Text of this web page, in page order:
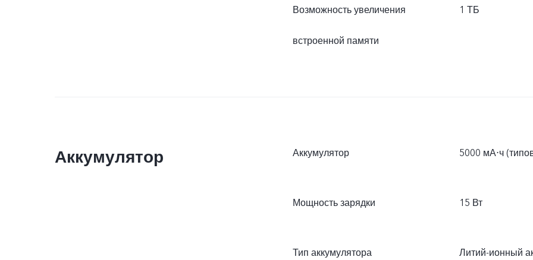
Возможность увеличения
встроенной памяти
1 ТБ
Аккумулятор Аккумулятор 5000 мА⋅ч
Мощность зарядки 15 Вт
Тип аккумулятора Литий-ионный